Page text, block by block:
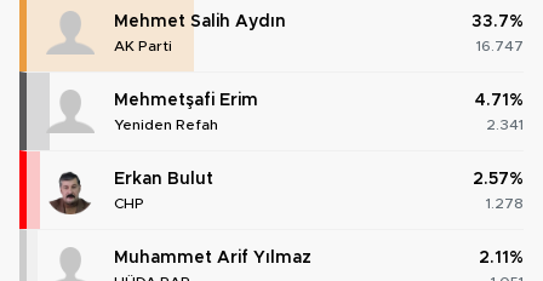
Mehmet Salih Aydın
AK Parti
33.7%
16.747
Mehmetşafi Erim
Yeniden Refah
4.71%
2.341
Erkan Bulut
CHP
2.57%
1.278
Muhammet Arif Yılmaz 2.11%